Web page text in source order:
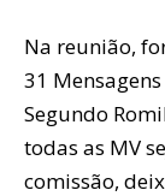
Na reunião,
31
Segundo
todas as MV
comissão,